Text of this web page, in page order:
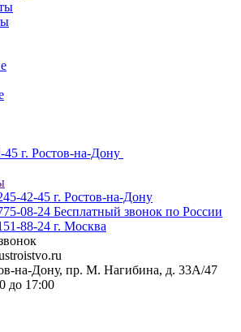
45 г. Ростов-на-Дону
42-45 г. Ростов-на-Дону
08-24 Бесплатный звонок по России
88-24 г. Москва
на-Дону, пр. М. Нагибина, д. 33А/47
до 17:00